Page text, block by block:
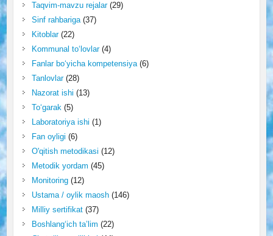
Taqvim-mavzu rejalar(29)
Sinf rahbariga(37)
Kitoblar(22)
Kommunal to‘lovlar(4)
Fanlar bo‘yicha kompetensiya(6)
Tanlovlar(28)
Nazorat ishi (13)
To‘garak(5)
Laboratoriya ishi (1)
Fan oyligi (6)
O'qitish metodikasi (12)
Metodik yordam (45)
Monitoring(12)
Ustama / oylik maosh(146)
Milliy sertifikat(37)
Boshlang‘ich ta’lim (22)